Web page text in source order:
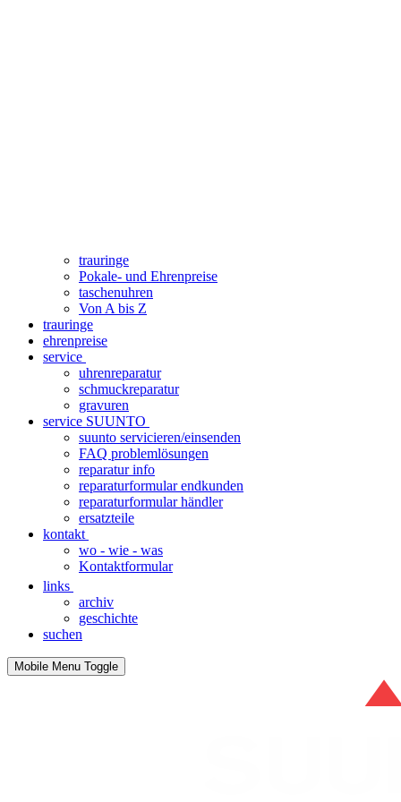
trauringe
Pokale- und Ehrenpreise
taschenuhren
Von A bis Z
trauringe
ehrenpreise
service
uhrenreparatur
schmuckreparatur
gravuren
service SUUNTO
suunto servicieren/einsenden
FAQ problemlösungen
reparatur info
reparaturformular endkunden
reparaturformular händler
ersatzteile
kontakt
wo - wie - was
Kontaktformular
links
archiv
geschichte
suchen
Mobile Menu Toggle